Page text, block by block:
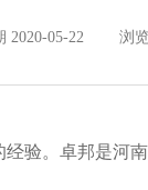
2020-05-22 浏
经验。卓邦是河